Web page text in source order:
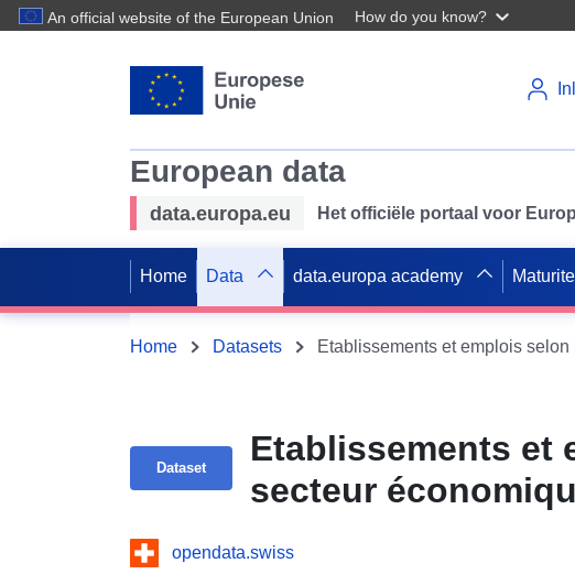
An official website of the European Union How do you know?
European data
data.europa.eu Het officiële portaal voor
Home Data data.europa academy
Home Datasets Etablissements et emplois
Dataset
Etablissements et
secteur
opendata.swiss